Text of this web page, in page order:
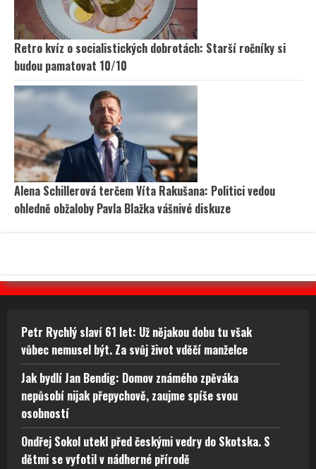
Retro kvíz o socialistických dobrotách: Starší ročníky si
budou pamatovat 10/10
Alena Schillerová terčem Víta Rakušana: Politici vedou
ohledně obžaloby Pavla Blažka vášnivé diskuze
Petr Rychlý slaví 61 let: Už nějakou dobu tu však
vůbec nemusel být. Za svůj život vděčí manželce
Jak bydlí Jan Bendig: Domov známého zpěváka
nepůsobí nijak přepychově, zaujme spíše svou
osobností
Ondřej Sokol utekl před českými vedry do Skotska. S
dětmi se vyfotil v nádherné přírodě